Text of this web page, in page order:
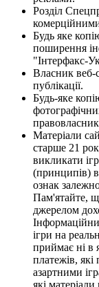
Розділ
Будь яке
поширення
"Інтерфакс-
Власник веб-
публікації.
Будь-яке
Матеріали
старше 21
викликати
(принципів)
ознак
Пам'ятайте,
джерелом
ігри на
приймає ні в
платежів, які
азартними
які